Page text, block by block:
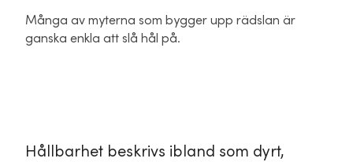
Många av myterna som bygger upp rädslan är
ganska enkla att slå hål på.
Hållbarhet beskrivs ibland som dyrt,